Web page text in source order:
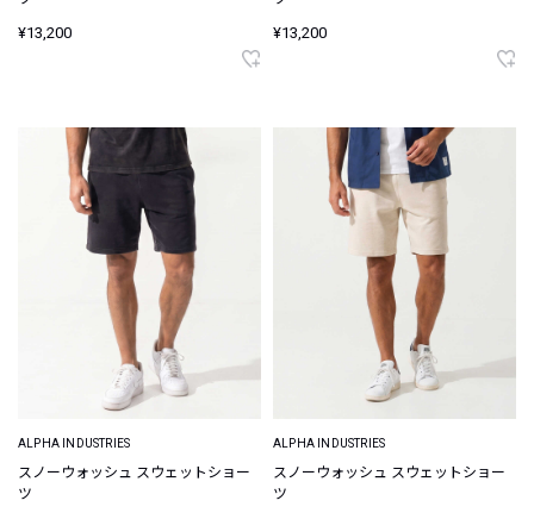
¥13,200 ¥13,200
ALPHA INDUSTRIES
スノーウォッシュ スウェットショー
ツ
ALPHA INDUSTRIES
スノーウォッシュ スウェットショー
ツ